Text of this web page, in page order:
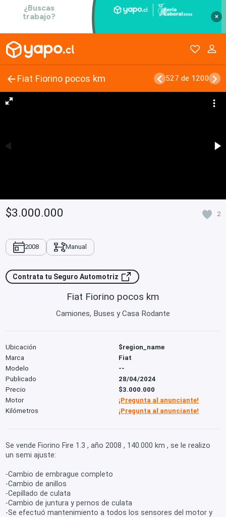
×
Fiat Fiorino pocos km 527 de 1200
$3.000.000 2
2008 Manual
Contrata tu Seguro Automotriz
Fiat Fiorino pocos km
Camiones, Buses y Casa Rodante
Ubicación
$region_name
Marca
Fiat
Modelo
--
Publicado
28/04/2024
Precio
$3.000.000
Motor
¡Pregunta al anunciante!
Kilómetros
¡Pregunta al anunciante!
Se vende Fiorino Fire 1.3 , año 2008 , 140.000 km , se le realizo
un semi ajuste:
-Cambio de embrague completo
-Cambio de anillos
-Cepillado de culata
-Cambio de juntura y pernos de culata
-Se efectuó mantenimiento a todos los sensores del motor y